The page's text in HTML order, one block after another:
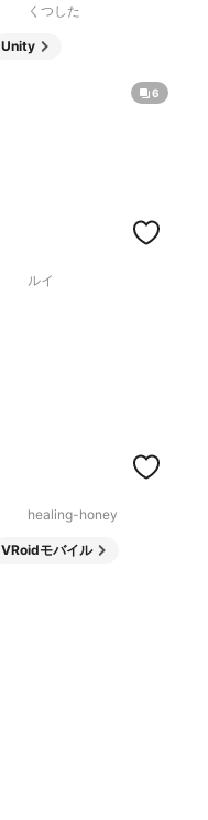
くつした
Unity
6
ルイ
healing-honey
VRoidモバイル